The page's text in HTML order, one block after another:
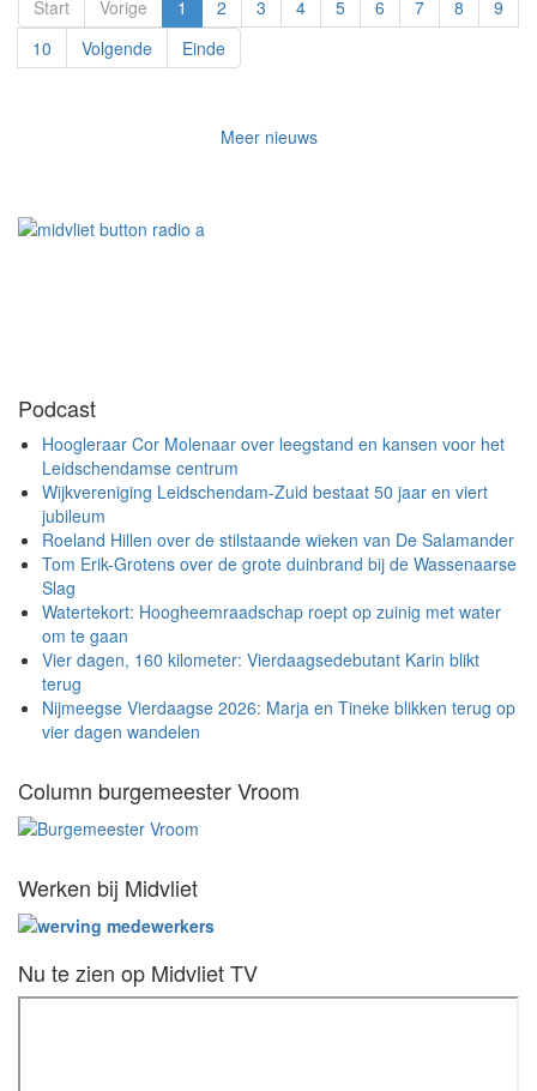
Start Vorige 1 2 3 4 5 6 7 8
9
10
Volgende Einde
Meer nieuws
Podcast
Hoogleraar Cor Molenaar over leegstand en kansen voor het
Leidschendamse centrum
Wijkvereniging Leidschendam-Zuid bestaat 50 jaar en viert
jubileum
Roeland Hillen over de stilstaande wieken van De Salamander
Tom Erik-Grotens over de grote duinbrand bij de Wassenaarse
Slag
Watertekort: Hoogheemraadschap roept op zuinig met water
om te gaan
Vier dagen, 160 kilometer: Vierdaagsedebutant Karin blikt
terug
Nijmeegse Vierdaagse 2026: Marja en Tineke blikken terug op
vier dagen wandelen
Column burgemeester Vroom
Werken bij Midvliet
Nu te zien op Midvliet TV